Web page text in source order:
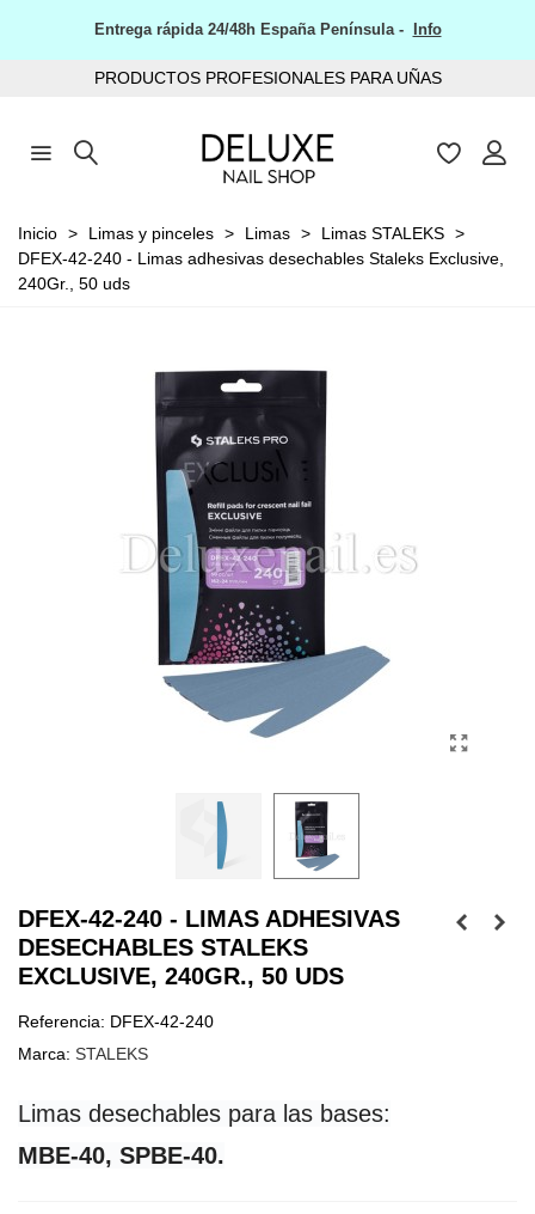
Entrega rápida 24/48h España Península - Info
PRODUCTOS PROFESIONALES PARA UÑAS
Inicio > Limas y pinceles > Limas > Limas STALEKS >
DFEX-42-240 - Limas adhesivas desechables Staleks Exclusive,
240Gr., 50 uds
DFEX-42-240 - LIMAS ADHESIVAS
DESECHABLES STALEKS
EXCLUSIVE, 240GR., 50 UDS
Referencia: DFEX-42-240
Marca: STALEKS
Limas desechables para las bases:
MBE-40, SPBE-40.